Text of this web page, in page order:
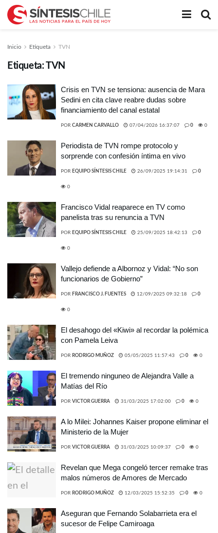
Inicio Etiqueta TVN
Etiqueta: TVN
Crisis en TVN se tensiona: ausencia de Mara
Sedini en cita clave reabre dudas sobre
financiamiento del canal estatal
POR CARMEN CARVALLO 07/04/2026 16:37:07 0 0
Periodista de TVN rompe protocolo y
sorprende con confesión íntima en vivo
POR EQUIPO SÍNTESIS CHILE 26/09/2025 19:14:31 0
0
Francisco Vidal reaparece en TV como
panelista tras su renuncia a TVN
POR EQUIPO SÍNTESIS CHILE 25/09/2025 18:42:13 0
0
Vallejo defiende a Albornoz y Vidal: “No son
funcionarios de Gobierno”
POR FRANCISCO J. FUENTES 12/09/2025 09:32:18 0
0
El desahogo del «Kiwi» al recordar la polémica
con Pamela Leiva
POR RODRIGO MUÑOZ 05/05/2025 11:57:43 0 0
El tremendo ninguneo de Alejandra Valle a
Matías del Río
POR VICTOR GUERRA 31/03/2025 17:02:00 0 0
A lo Milei: Johannes Kaiser propone eliminar el
Ministerio de la Mujer
POR VICTOR GUERRA 31/03/2025 10:09:37 0 0
Revelan que Mega congeló tercer remake tras
malos números de Amores de Mercado
POR RODRIGO MUÑOZ 12/03/2025 15:52:35 0 0
Aseguran que Fernando Solabarrieta era el
sucesor de Felipe Camiroaga